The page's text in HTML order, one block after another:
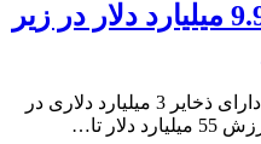
کوین استراتژی به 9.9 میلیارد دلار در زیر
خوراکی های کلیدی Strategy دارای ذخایر 3 میلیارد دلاری در